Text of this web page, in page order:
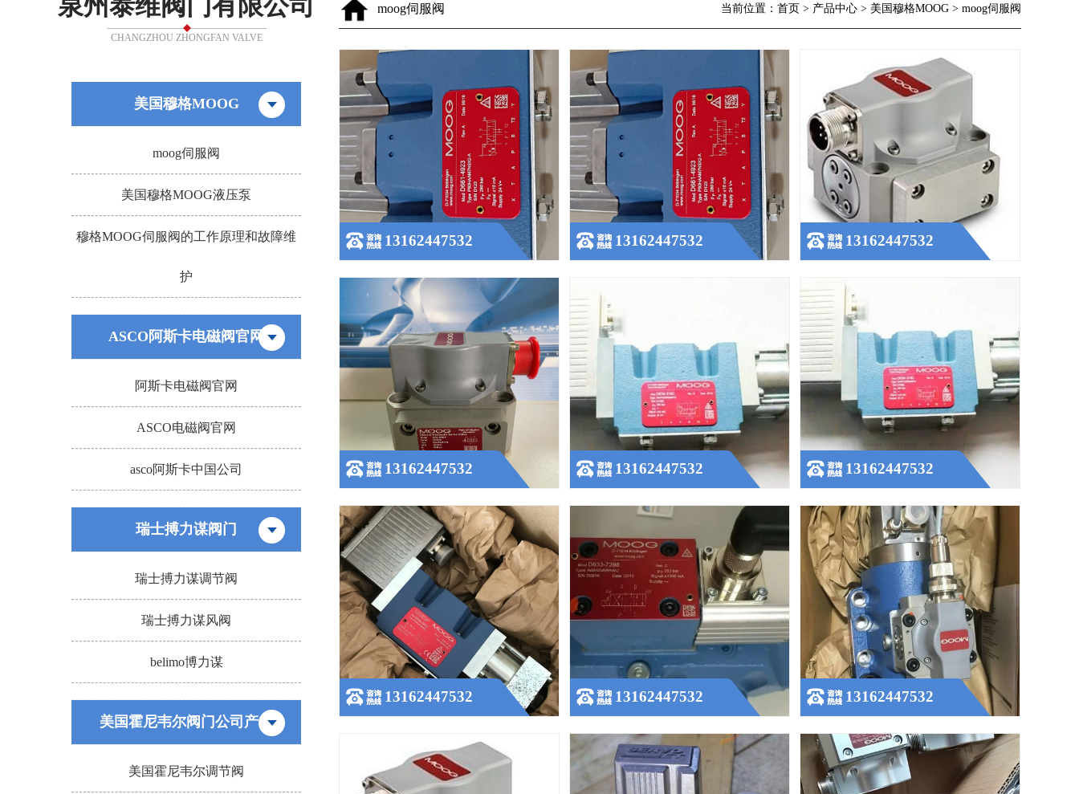
CHANGZHOU ZHONGFAN VALVE
美国穆格MOOG
moog伺服阀
美国穆格MOOG液压泵
穆格MOOG伺服阀的工作原理和故障维
护
ASCO阿斯卡电磁阀官网
阿斯卡电磁阀官网
ASCO电磁阀官网
asco阿斯卡中国公司
瑞士搏力谋阀门
瑞士搏力谋调节阀
瑞士搏力谋风阀
belimo博力谋
美国霍尼韦尔阀门公司产品
美国霍尼韦尔调节阀
moog伺服阀 当前位置：首页 > 产品中心 > 美国穆格MOOG > moog伺服阀
13162447532 13162447532 13162447532
美国穆格伺服阀d661-6460c
查看更多
13162447532
美国原装进口穆格MOOG伺服阀D662-4014
查看更多
13162447532
美国装穆格MOOG伺服阀J761-003
查看更多
13162447532
穆格D634-341C伺服阀R40KO2M0NSS2
查看更多
13162447532
穆格伺服阀D661-4546C美国MOOG
查看更多
13162447532
穆格伺服阀D791-4045美国MOOG液压阀
D791系列
查看更多
13162447532
美国MOOG伺服阀D661-4636 穆格比例阀
查看更多
美国MOOG滤芯伺服阀G761-3002 型号升
级：G761-3002B
查看更多
美国MOOG伺服阀故障维修清洗测试D661-
4594C
查看更多